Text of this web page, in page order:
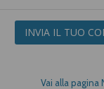
INVIA IL TUO
Vai alla pagina